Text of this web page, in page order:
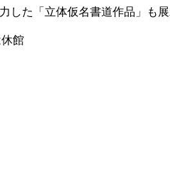
た「立体仮名書道作品」も展
館